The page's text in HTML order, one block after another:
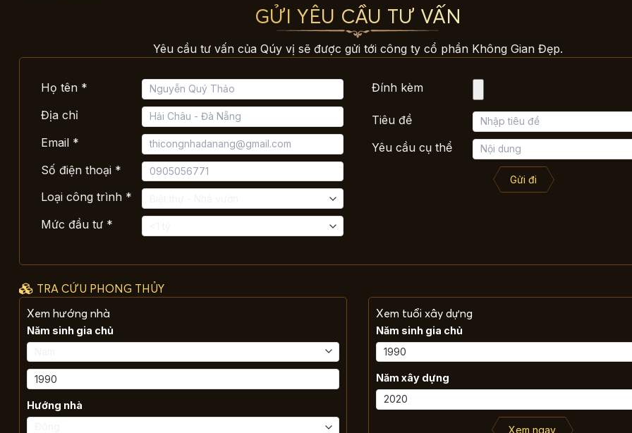
GỬI YÊU CẦU TƯ VẤN
Yêu cầu tư vấn của Qúy vị sẽ được gửi tới công ty cổ phần Không Gian Đẹp.
Họ tên *
Địa chỉ
Email *
Số điện thoại *
Loại công trình *
Mức đầu tư *
Đính kèm
Tiêu đề
Yêu cầu cụ thể
Gửi đi
TRA CỨU PHONG THỦY
Xem hướng nhà
Năm sinh gia chủ
Hướng nhà
Xem tuổi xây dựng
Năm sinh gia chủ
Năm xây dựng
Xem ngay